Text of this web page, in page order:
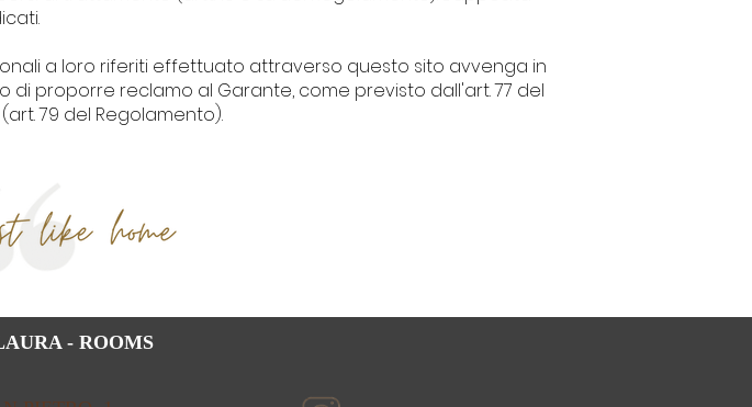
a loro riferiti effettuato attraverso questo sito avvenga in
proporre reclamo al Garante, come previsto dall'art. 77 del
79 del Regolamento).
- ROOMS